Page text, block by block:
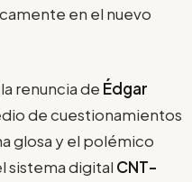
en el nuevo
renuncia de Édgar
de cuestionamientos
glosa y el polémico
sistema digital CNT-